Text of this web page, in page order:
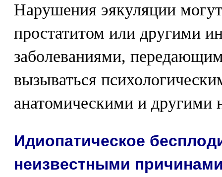
Нарушения эякуляции
простатитом или другими
заболеваниями,
вызываться
анатомическими и другими
Идиопатическое
неизвестными